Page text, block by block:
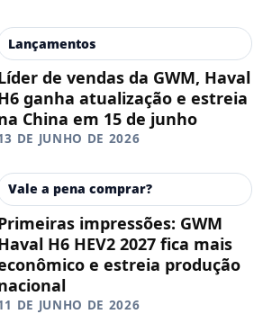
Lançamentos
de vendas da GWM, Haval
ganha atualização e estreia
China em 15 de junho
DE JUNHO DE 2026
Vale a pena comprar?
impressões: GWM
H6 HEV2 2027 fica mais
e estreia produção
DE JUNHO DE 2026